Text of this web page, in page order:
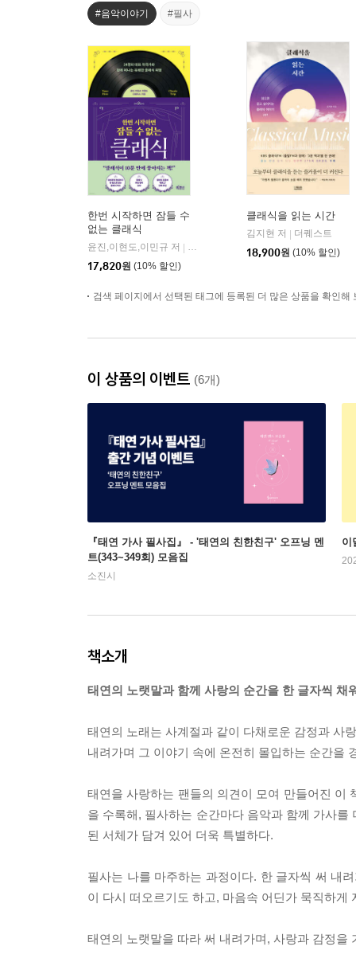
#음악이야기 #필사
한번 시작하면 잠들 수
없는 클래식
윤진,이현도,이민규 저
빅피시
17,820원 (10% 할인)
클래식을 읽는 시간
김지현 저
더퀘스트
18,900원 (10% 할인)
검색 페이지에서 선택된 태그에 등록된 더 많은 상품을 확인해
이 상품의 이벤트 (6개)
『태연 가사 필사집』 - '태연의 친한친구' 오프닝 멘
트(343~349회) 모음집
소진시
이
책소개
태연의 노랫말과 함께 사랑의 순간을 한 글자씩 채
태연의 노래는 사계절과 같이 다채로운 감정과 사
내려가며 그 이야기 속에 온전히 몰입하는 순간을
태연을 사랑하는 팬들의 의견이 모여 만들어진
을 수록해, 필사하는 순간마다 음악과 함께 가사
된 서체가 담겨 있어 더욱 특별하다.
필사는 나를 마주하는 과정이다. 한 글자씩 써 내
이 다시 떠오르기도 하고, 마음속 어딘가 묵직하
태연의 노랫말을 따라 써 내려가며, 사랑과 감정